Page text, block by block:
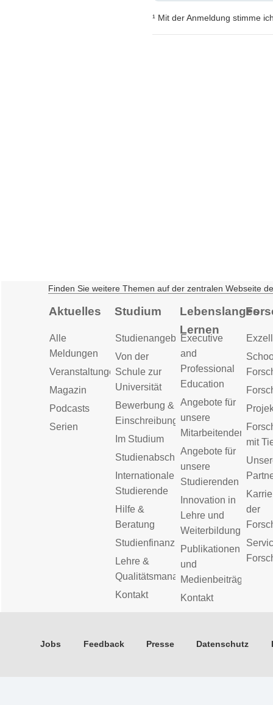
¹ Mit der Anmeldung stimme
Finden Sie weitere Themen auf der zentralen Webseite
Aktuelles
Alle
Meldungen
Veranstaltungen
Magazin
Podcasts
Serien
Studium
Studienangebot
Von der
Schule zur
Universität
Bewerbung &
Einschreibung
Im Studium
Studienabschluss
Internationale
Studierende
Hilfe &
Beratung
Studienfinanzierung
Lehre &
Qualitätsmanagement
Kontakt
Lebenslanges
Lernen
Executive
and
Professional
Education
Angebote für
unsere
Mitarbeitenden
Angebote für
unsere
Studierenden
Innovation in
Lehre und
Weiterbildung
Publikationen
und
Medienbeiträge
Kontakt
mit
der
Jobs Feedback Presse Datenschutz